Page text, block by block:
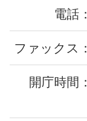
電話：
ファックス：
開庁時間：